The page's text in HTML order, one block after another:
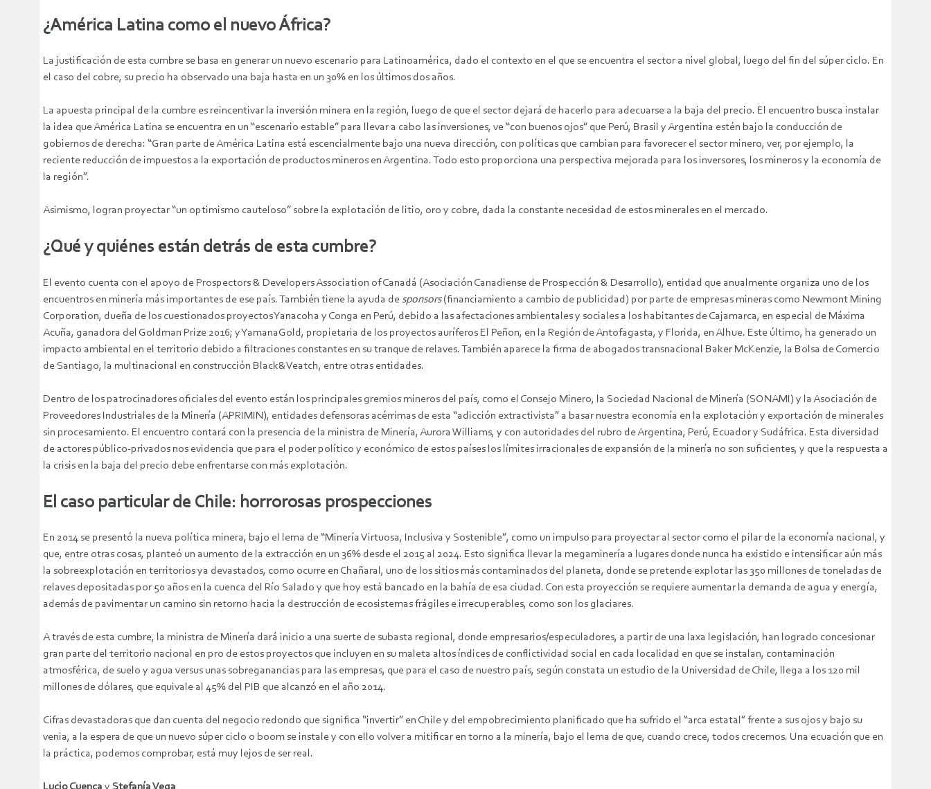
¿América Latina como el nuevo África?
La justificación de esta cumbre se basa en generar un nuevo escenario para Latinoamérica, dado el contexto en el que se encuentra el sector a nivel global, luego del fin del súper ciclo. En
el caso del cobre, su precio ha observado una baja hasta en un 30% en los últimos dos años.
La apuesta principal de la cumbre es reincentivar la inversión minera en la región, luego de que el sector dejará de hacerlo para adecuarse a la baja del precio. El encuentro busca instalar
la idea que América Latina se encuentra en un “escenario estable” para llevar a cabo las inversiones, ve “con buenos ojos” que Perú, Brasil y Argentina estén bajo la conducción de
gobiernos de derecha: “Gran parte de América Latina está escencialmente bajo una nueva dirección, con políticas que cambian para favorecer el sector minero, ver, por ejemplo, la
reciente reducción de impuestos a la exportación de productos mineros en Argentina. Todo esto proporciona una perspectiva mejorada para los inversores, los mineros y la economía de
la región”.
Asimismo, logran proyectar “un optimismo cauteloso” sobre la explotación de litio, oro y cobre, dada la constante necesidad de estos minerales en el mercado.
¿Qué y quiénes están detrás de esta cumbre?
El evento cuenta con el apoyo de Prospectors & Developers Association of Canadá (Asociación Canadiense de Prospección & Desarrollo), entidad que anualmente organiza uno de los
encuentros en minería más importantes de ese país. También tiene la ayuda de sponsors(financiamiento a cambio de publicidad) por parte de empresas mineras como Newmont Mining
Corporation, dueña de los cuestionados proyectos Yanacoha y Conga en Perú, debido a las afectaciones ambientales y sociales a los habitantes de Cajamarca, en especial de Máxima
Acuña, ganadora del Goldman Prize 2016; y YamanaGold, propietaria de los proyectos auríferos El Peñon, en la Región de Antofagasta, y Florida, en Alhue. Este último, ha generado un
impacto ambiental en el territorio debido a filtraciones constantes en su tranque de relaves. También aparece la firma de abogados transnacional Baker McKenzie, la Bolsa de Comercio
de Santiago, la multinacional en construcción Black&Veatch, entre otras entidades.
Dentro de los patrocinadores oficiales del evento están los principales gremios mineros del país, como el Consejo Minero, la Sociedad Nacional de Minería (SONAMI) y la Asociación de
Proveedores Industriales de la Minería (APRIMIN), entidades defensoras acérrimas de esta “adicción extractivista” a basar nuestra economía en la explotación y exportación de minerales
sin procesamiento. El encuentro contará con la presencia de la ministra de Minería, Aurora Williams, y con autoridades del rubro de Argentina, Perú, Ecuador y Sudáfrica. Esta diversidad
de actores público-privados nos evidencia que para el poder político y económico de estos países los límites irracionales de expansión de la minería no son suficientes, y que la respuesta a
la crisis en la baja del precio debe enfrentarse con más explotación.
El caso particular de Chile: horrorosas prospecciones
En 2014 se presentó la nueva política minera, bajo el lema de “Minería Virtuosa, Inclusiva y Sostenible”, como un impulso para proyectar al sector como el pilar de la economía nacional, y
que, entre otras cosas, planteó un aumento de la extracción en un 36% desde el 2015 al 2024. Esto significa llevar la megaminería a lugares donde nunca ha existido e intensificar aún más
la sobreexplotación en territorios ya devastados, como ocurre en Chañaral, uno de los sitios más contaminados del planeta, donde se pretende explotar las 350 millones de toneladas de
relaves depositadas por 50 años en la cuenca del Río Salado y que hoy está bancado en la bahía de esa ciudad. Con esta proyección se requiere aumentar la demanda de agua y energía,
además de pavimentar un camino sin retorno hacia la destrucción de ecosistemas frágiles e irrecuperables, como son los glaciares.
A través de esta cumbre, la ministra de Minería dará inicio a una suerte de subasta regional, donde empresarios/especuladores, a partir de una laxa legislación, han logrado concesionar
gran parte del territorio nacional en pro de estos proyectos que incluyen en su maleta altos índices de conflictividad social en cada localidad en que se instalan, contaminación
atmosférica, de suelo y agua versus unas sobreganancias para las empresas, que para el caso de nuestro país, según constata un estudio de la Universidad de Chile, llega a los 120 mil
millones de dólares, que equivale al 45% del PIB que alcanzó en el año 2014.
Cifras devastadoras que dan cuenta del negocio redondo que significa “invertir” en Chile y del empobrecimiento planificado que ha sufrido el “arca estatal” frente a sus ojos y bajo su
venia, a la espera de que un nuevo súper ciclo o boom se instale y con ello volver a mitificar en torno a la minería, bajo el lema de que, cuando crece, todos crecemos. Una ecuación que en
la práctica, podemos comprobar, está muy lejos de ser real.